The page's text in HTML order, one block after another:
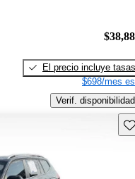
El precio incluye tasas
$698/mes
Verif. disponibilidad